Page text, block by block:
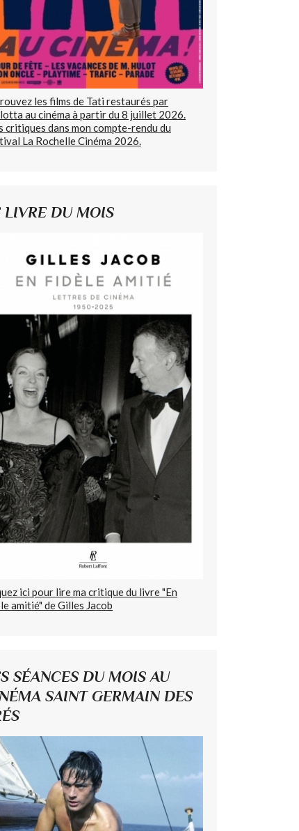
les films de Tati restaurés par
au cinéma à partir du 8 juillet 2026.
critiques dans mon compte-rendu du
La Rochelle Cinéma 2026.
LIVRE DU MOIS
ici pour lire ma critique du livre "En
amitié" de Gilles Jacob
SÉANCES DU MOIS AU
SAINT GERMAIN DES